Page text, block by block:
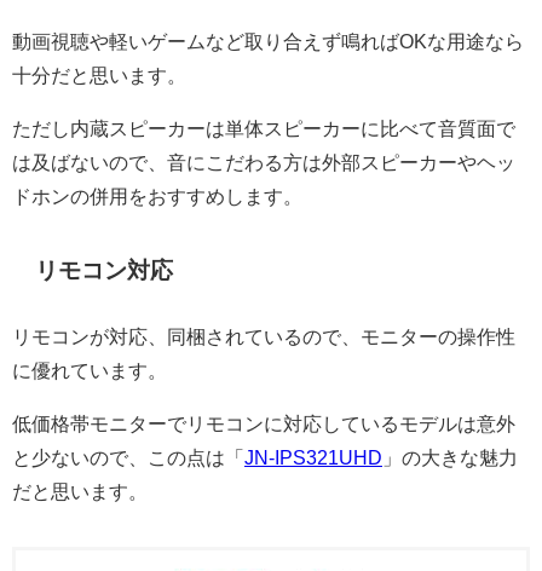
動画視聴や軽いゲームなど取り合えず鳴ればOKな用途なら
十分だと思います。
ただし内蔵スピーカーは単体スピーカーに比べて音質面で
は及ばないので、音にこだわる方は外部スピーカーやヘッ
ドホンの併用をおすすめします。
リモコン対応
リモコンが対応、同梱されているので、モニターの操作性
に優れています。
低価格帯モニターでリモコンに対応しているモデルは意外
と少ないので、この点は「 JN-IPS321UHD 」の大きな魅力
だと思います。